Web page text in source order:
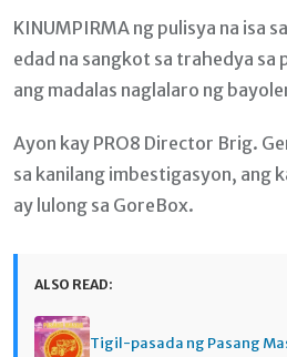
KINUMPIRMA ng pulisya na isa
edad na sangkot sa trahedya sa
ang madalas naglalaro ng
Ayon kay PRO8 Director Brig.
sa kanilang imbestigasyon, ang
ay lulong sa GoreBox.
ALSO READ:
Tigil-pasada ng Pasang